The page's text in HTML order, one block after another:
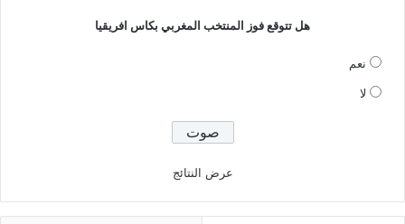
هل تتوقع فوز المنتخب المغربي بكاس افريقيا
نعم
لا
عرض النتائج